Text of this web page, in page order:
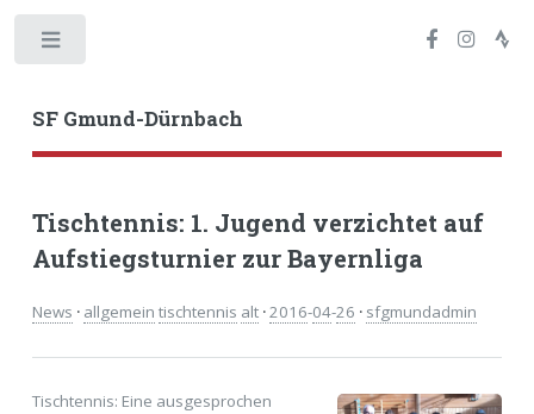
SF Gmund-Dürnbach
Tischtennis: 1. Jugend verzichtet auf
Aufstiegsturnier zur Bayernliga
News · allgemein tischtennis alt ·2016-04-26 · sfgmundadmin
Tischtennis: Eine ausgesprochen